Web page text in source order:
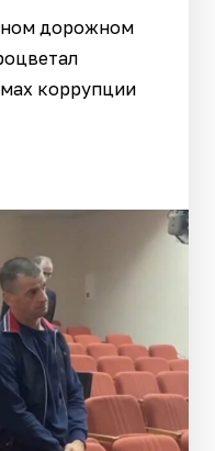
дорожном
коррупции